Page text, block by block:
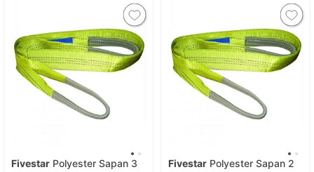
Fivestar Polyester Sapan 3
Fivestar Polyester Sapan 2